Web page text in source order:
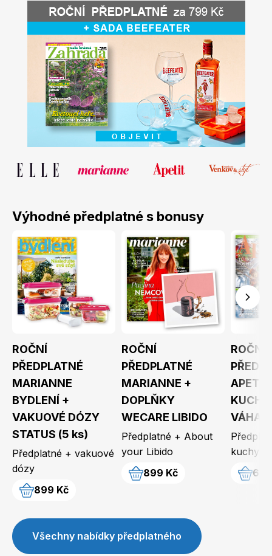
Naše krásná zahrada
Sudoku a křížovky
Dětské časopisy
LEGO® časopisy
Burda Easy
Burda Best of Plus
Burda Best of
Výhodné předplatné s bonusy
ROČNÍ
PŘEDPLATNÉ
MARIANNE
BYDLENÍ +
VAKUOVÉ DÓZY
STATUS (5 ks)
Předplatné + vakuové
dózy
899 Kč
ROČNÍ
PŘEDPLATNÉ
MARIANNE +
DOPLŇKY
WECARE LIBIDO
Předplatné + About
your Libido
899 Kč
ROČNÍ
VÁHA
Všechny nabídky předplatného